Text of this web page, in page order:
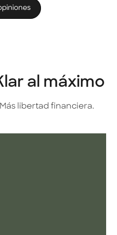
al máximo
libertad financiera.